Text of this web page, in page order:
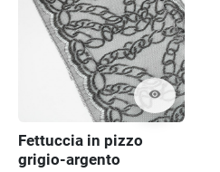
visibility
Fettuccia in pizzo
grigio-argento